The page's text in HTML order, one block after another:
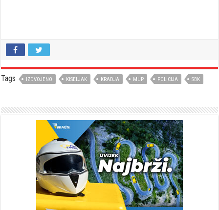
Tags IZDVOJENO KISELJAK KRADJA MUP POLICIJA SBK